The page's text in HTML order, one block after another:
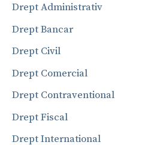
Drept Administrativ
Drept Bancar
Drept Civil
Drept Comercial
Drept Contraventional
Drept Fiscal
Drept International